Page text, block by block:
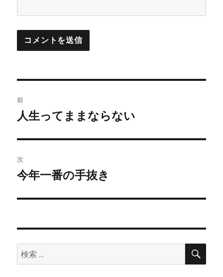
稿
ビ
ゲ
ー
ン
前
前
投
稿:
人生ってままならない
次
次
投
今年一番の手抜き
検
索:
検